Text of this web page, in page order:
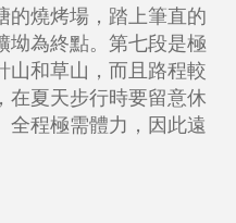
的燒烤場，踏上筆直的
坳為終點。第七段是極
山和草山，而且路程較
在夏天步行時要留意休
全程極需體力，因此遠